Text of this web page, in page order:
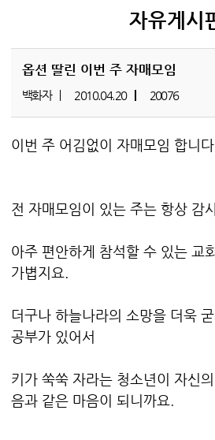
자유게시
옵션 딸린 이번 주 자매모임
백화자 2010.04.20 20076
이번 주 어김없이 자매모임 합니
전 자매모임이 있는 주는 항상 감
아주 편안하게 참석할 수 있는 교
가볍지요.
더구나 하늘나라의 소망을 더욱
공부가 있어서
키가 쑥쑥 자라는 청소년이 자신
음과 같은 마음이 되니까요.